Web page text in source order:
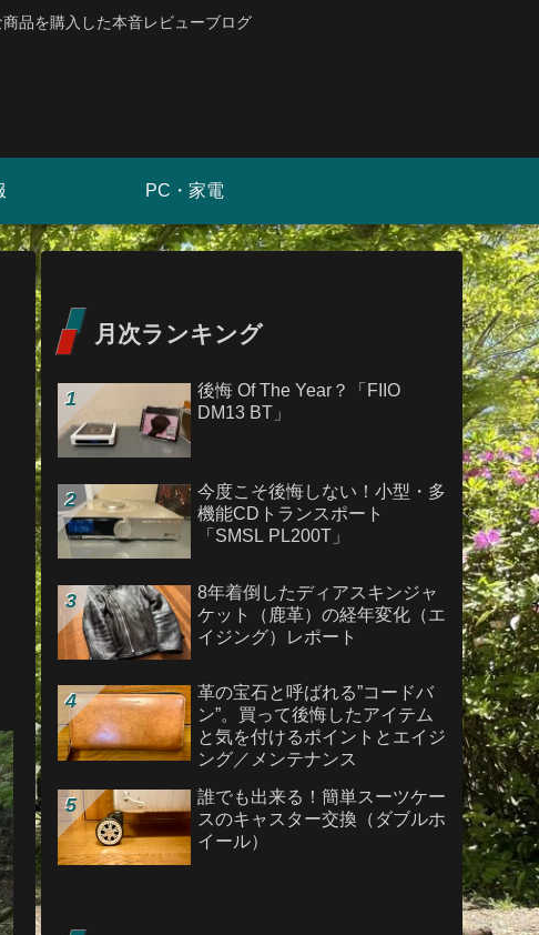
品を購入した本音レビューブログ
PC・家電
月次ランキング
後悔 Of The Year？「FIIO
DM13 BT」
今度こそ後悔しない！小型・多
機能CDトランスポート
「SMSL PL200T」
8年着倒したディアスキンジャ
ケット（鹿革）の経年変化（エ
イジング）レポート
革の宝石と呼ばれる”コードバ
ン”。買って後悔したアイテム
と気を付けるポイントとエイジ
ング／メンテナンス
誰でも出来る！簡単スーツケー
スのキャスター交換（ダブルホ
イール）